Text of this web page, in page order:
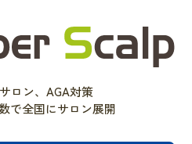
ロン、AGA対策
で全国にサロン展開